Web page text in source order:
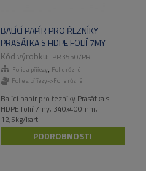
BALÍCÍ PAPÍR PRO ŘEZNÍKY
PRASÁTKA S HDPE FOLIÍ 7MY
340X400MM, 12,5KG/KART
PR3550/PR
Folie a přířezy, Folie různé
Folie a přířezy->Folie různé
Balící papír pro řezníky Prasátka s
HDPE folií 7my, 340x400mm,
12,5kg/kart
PODROBNOSTI